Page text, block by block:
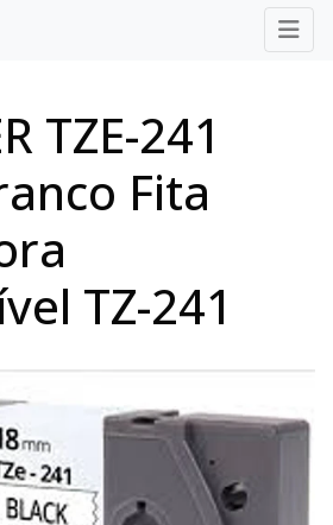
TZE-241
Fita
TZ-241